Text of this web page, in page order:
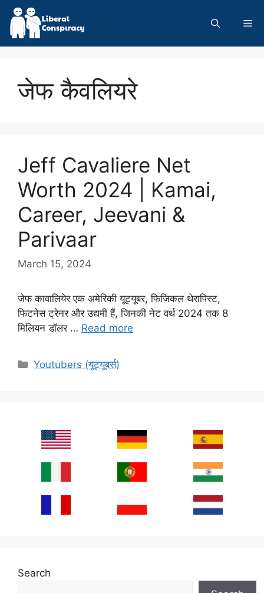
Skip
content
जेफ कैवलियरे
Jeff Cavaliere Net
Worth 2024 | Kamai,
Career, Jeevani &
Parivaar
March 15, 2024
जेफ कावालियेर एक अमेरिकी यूट्यूबर, फिजिकल थेरापिस्ट,
फिटनेस ट्रेनर और उद्यमी हैं, जिनकी नेट वर्थ 2024 तक 8
मिलियन डॉलर … Read more
Categories
Youtubers (यूट्यूबर्स)
Search